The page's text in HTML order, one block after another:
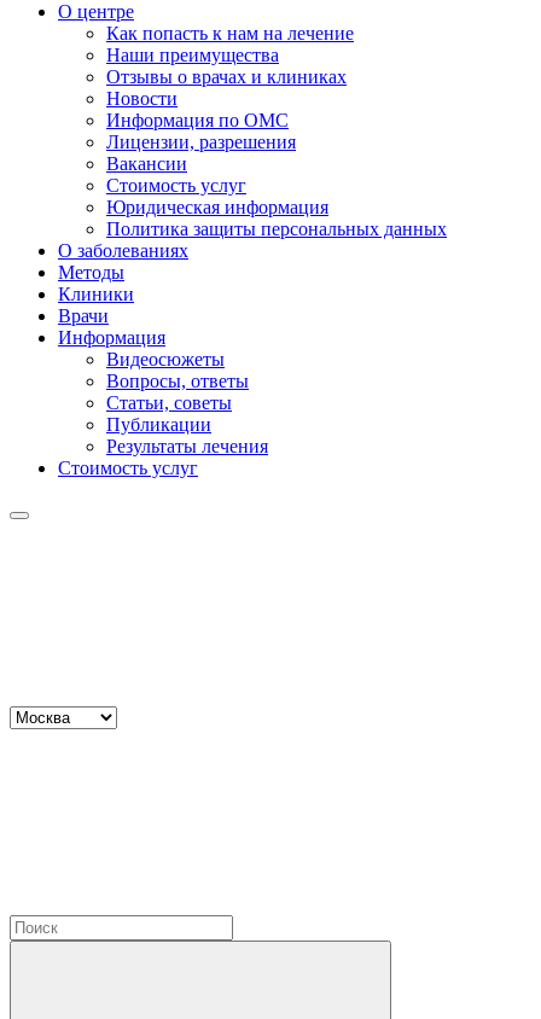
О центре
Как попасть к нам на лечение
Наши преимущества
Отзывы о врачах и клиниках
Новости
Информация по ОМС
Лицензии, разрешения
Вакансии
Стоимость услуг
Юридическая информация
Политика защиты персональных данных
О заболеваниях
Методы
Клиники
Врачи
Информация
Видеосюжеты
Вопросы, ответы
Статьи, советы
Публикации
Результаты лечения
Стоимость услуг